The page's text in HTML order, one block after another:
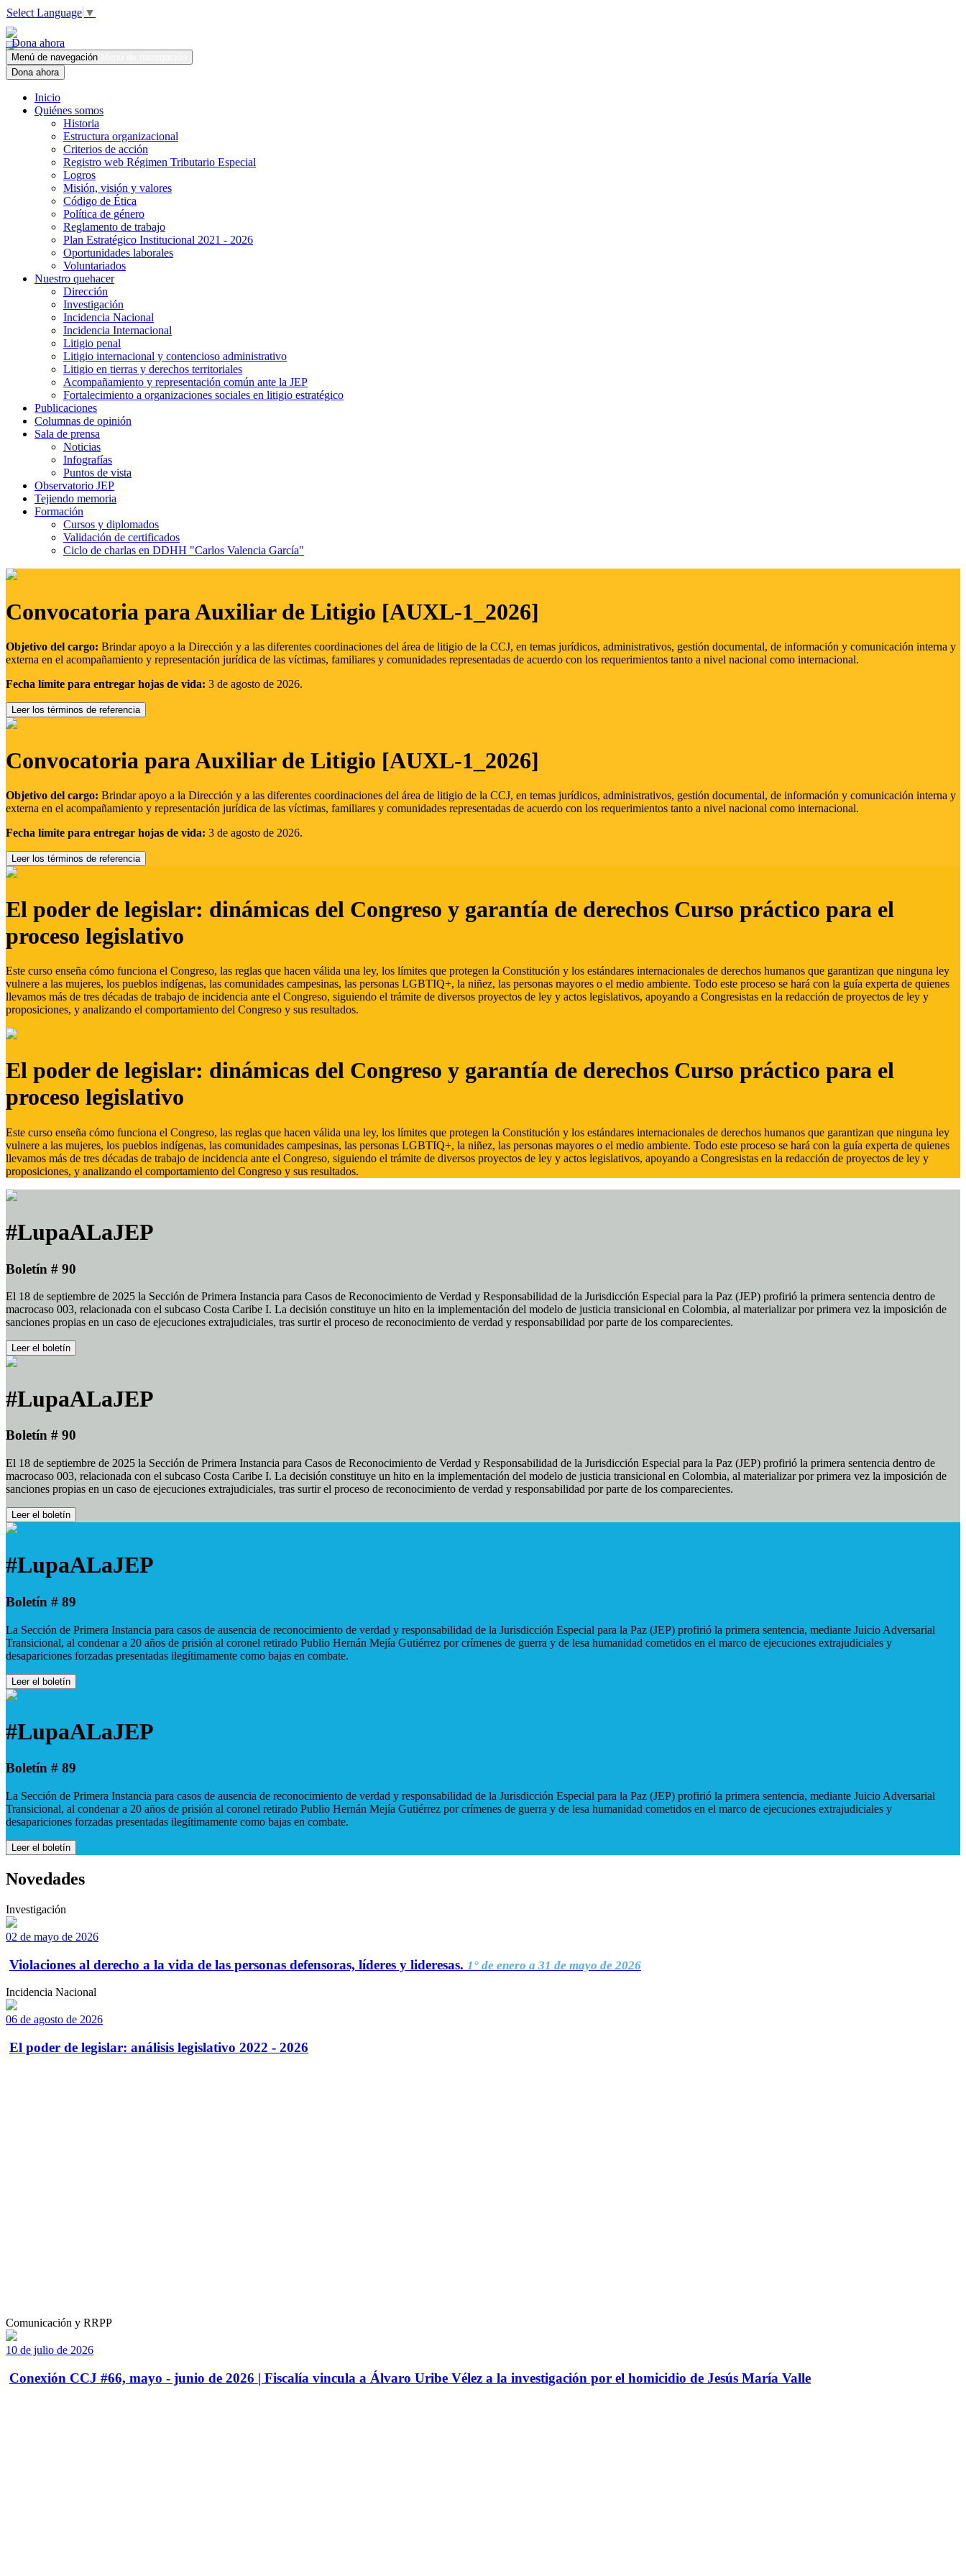
Select Language ▼
Dona ahora
Menú de navegación
Dona ahora
Inicio
Quiénes somos
Historia
Estructura organizacional
Criterios de acción
Registro web Régimen Tributario Especial
Logros
Misión, visión y valores
Código de Ética
Política de género
Reglamento de trabajo
Plan Estratégico Institucional 2021 - 2026
Oportunidades laborales
Voluntariados
Nuestro quehacer
Dirección
Investigación
Incidencia Nacional
Incidencia Internacional
Litigio penal
Litigio internacional y contencioso administrativo
Litigio en tierras y derechos territoriales
Acompañamiento y representación común ante la JEP
Fortalecimiento a organizaciones sociales en litigio estratégico
Publicaciones
Columnas de opinión
Sala de prensa
Noticias
Infografías
Puntos de vista
Observatorio JEP
Tejiendo memoria
Formación
Cursos y diplomados
Validación de certificados
Ciclo de charlas en DDHH "Carlos Valencia García"
Convocatoria para Auxiliar de Litigio [AUXL-1_2026]
Objetivo del cargo: Brindar apoyo a la Dirección y a las diferentes coordinaciones del área de litigio de la CCJ, en temas jurídicos, administrativos, gestión documental, de información y comunicación interna y
externa en el acompañamiento y representación jurídica de las víctimas, familiares y comunidades representadas de acuerdo con los requerimientos tanto a nivel nacional como internacional.
Fecha límite para entregar hojas de vida: 3 de agosto de 2026.
Leer los términos de referencia
Convocatoria para Auxiliar de Litigio [AUXL-1_2026]
Objetivo del cargo: Brindar apoyo a la Dirección y a las diferentes coordinaciones del área de litigio de la CCJ, en temas jurídicos, administrativos, gestión documental, de información y comunicación interna y
externa en el acompañamiento y representación jurídica de las víctimas, familiares y comunidades representadas de acuerdo con los requerimientos tanto a nivel nacional como internacional.
Fecha límite para entregar hojas de vida: 3 de agosto de 2026.
Leer los términos de referencia
El poder de legislar: dinámicas del Congreso y garantía de derechos Curso práctico para el
proceso legislativo
Este curso enseña cómo funciona el Congreso, las reglas que hacen válida una ley, los límites que protegen la Constitución y los estándares internacionales de derechos humanos que garantizan que ninguna ley
vulnere a las mujeres, los pueblos indígenas, las comunidades campesinas, las personas LGBTIQ+, la niñez, las personas mayores o el medio ambiente. Todo este proceso se hará con la guía experta de quienes
llevamos más de tres décadas de trabajo de incidencia ante el Congreso, siguiendo el trámite de diversos proyectos de ley y actos legislativos, apoyando a Congresistas en la redacción de proyectos de ley y
proposiciones, y analizando el comportamiento del Congreso y sus resultados.
El poder de legislar: dinámicas del Congreso y garantía de derechos Curso práctico para el
proceso legislativo
Este curso enseña cómo funciona el Congreso, las reglas que hacen válida una ley, los límites que protegen la Constitución y los estándares internacionales de derechos humanos que garantizan que ninguna ley
vulnere a las mujeres, los pueblos indígenas, las comunidades campesinas, las personas LGBTIQ+, la niñez, las personas mayores o el medio ambiente. Todo este proceso se hará con la guía experta de quienes
llevamos más de tres décadas de trabajo de incidencia ante el Congreso, siguiendo el trámite de diversos proyectos de ley y actos legislativos, apoyando a Congresistas en la redacción de proyectos de ley y
proposiciones, y analizando el comportamiento del Congreso y sus resultados.
#LupaALaJEP
Boletín # 90
El 18 de septiembre de 2025 la Sección de Primera Instancia para Casos de Reconocimiento de Verdad y Responsabilidad de la Jurisdicción Especial para la Paz (JEP) profirió la primera sentencia dentro de
macrocaso 003, relacionada con el subcaso Costa Caribe I. La decisión constituye un hito en la implementación del modelo de justicia transicional en Colombia, al materializar por primera vez la imposición de
sanciones propias en un caso de ejecuciones extrajudiciales, tras surtir el proceso de reconocimiento de verdad y responsabilidad por parte de los comparecientes.
Leer el boletín
#LupaALaJEP
Boletín # 90
El 18 de septiembre de 2025 la Sección de Primera Instancia para Casos de Reconocimiento de Verdad y Responsabilidad de la Jurisdicción Especial para la Paz (JEP) profirió la primera sentencia dentro de
macrocaso 003, relacionada con el subcaso Costa Caribe I. La decisión constituye un hito en la implementación del modelo de justicia transicional en Colombia, al materializar por primera vez la imposición de
sanciones propias en un caso de ejecuciones extrajudiciales, tras surtir el proceso de reconocimiento de verdad y responsabilidad por parte de los comparecientes.
Leer el boletín
#LupaALaJEP
Boletín # 89
La Sección de Primera Instancia para casos de ausencia de reconocimiento de verdad y responsabilidad de la Jurisdicción Especial para la Paz (JEP) profirió la primera sentencia, mediante Juicio Adversarial
Transicional, al condenar a 20 años de prisión al coronel retirado Publio Hernán Mejía Gutiérrez por crímenes de guerra y de lesa humanidad cometidos en el marco de ejecuciones extrajudiciales y
desapariciones forzadas presentadas ilegítimamente como bajas en combate.
Leer el boletín
#LupaALaJEP
Boletín # 89
La Sección de Primera Instancia para casos de ausencia de reconocimiento de verdad y responsabilidad de la Jurisdicción Especial para la Paz (JEP) profirió la primera sentencia, mediante Juicio Adversarial
Transicional, al condenar a 20 años de prisión al coronel retirado Publio Hernán Mejía Gutiérrez por crímenes de guerra y de lesa humanidad cometidos en el marco de ejecuciones extrajudiciales y
desapariciones forzadas presentadas ilegítimamente como bajas en combate.
Leer el boletín
Novedades
Investigación
02 de mayo de 2026
Violaciones al derecho a la vida de las personas defensoras, líderes y lideresas. 1° de enero a 31 de mayo de 2026
Incidencia Nacional
06 de agosto de 2026
El poder de legislar: análisis legislativo 2022 - 2026
Comunicación y RRPP
10 de julio de 2026
Conexión CCJ #66, mayo - junio de 2026 | Fiscalía vincula a Álvaro Uribe Vélez a la investigación por el homicidio de Jesús María Valle